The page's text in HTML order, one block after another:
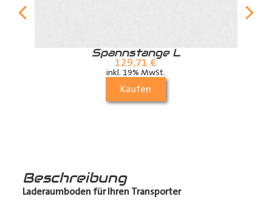
Spannstange L
129,71 €
inkl. 19% MwSt.
Kaufen
Beschreibung
Laderaumboden für Ihren Transporter